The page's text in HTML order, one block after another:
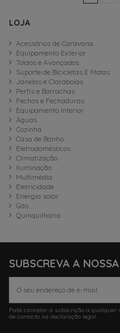
LOJA
Acessórios de Caravana
Equipamento Exterior
Toldos e Avançados
Suporte de Bicicletas E Motas
Janelas e Claraboias
Perfis e Borrachas
Fechos e Fechaduras
Equipamento Interior
Águas
Cozinha
Casa de Banho
Eletrodomésticos
Climatização
Iluminação
Multimédia
Eletricidade
Energia solar
Gás
Quinquilharia
SUBSCREVA A
Pode cancelar a subscrição a qualquer
de contacto na declaração legal.